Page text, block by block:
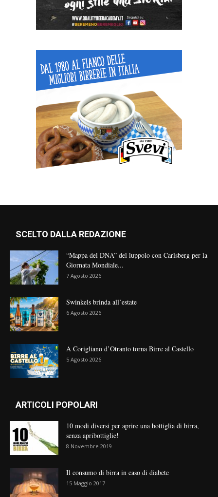
SCELTO DALLA REDAZIONE
“Mappa del DNA” del luppolo con Carlsberg per la
Giornata Mondiale...
7 Agosto 2026
Swinkels brinda all’estate
6 Agosto 2026
A Corigliano d’Otranto torna Birre al Castello
5 Agosto 2026
ARTICOLI POPOLARI
10 modi diversi per aprire una bottiglia di birra,
senza apribottiglie!
8 Novembre 2019
Il consumo di birra in caso di diabete
15 Maggio 2017